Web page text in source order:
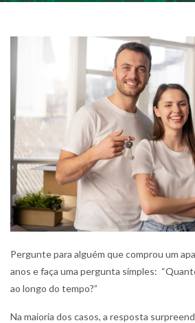
Pergunte para alguém que comprou um
anos e faça uma pergunta simples:
ao longo do tempo?”
Na maioria dos casos, a resposta